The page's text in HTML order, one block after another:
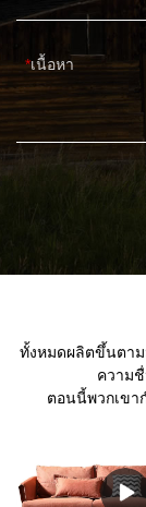
เนื้อหา
ทั้งหมดผลิตขึ้นตาม
ความ
ตอนนี้พวกเขา